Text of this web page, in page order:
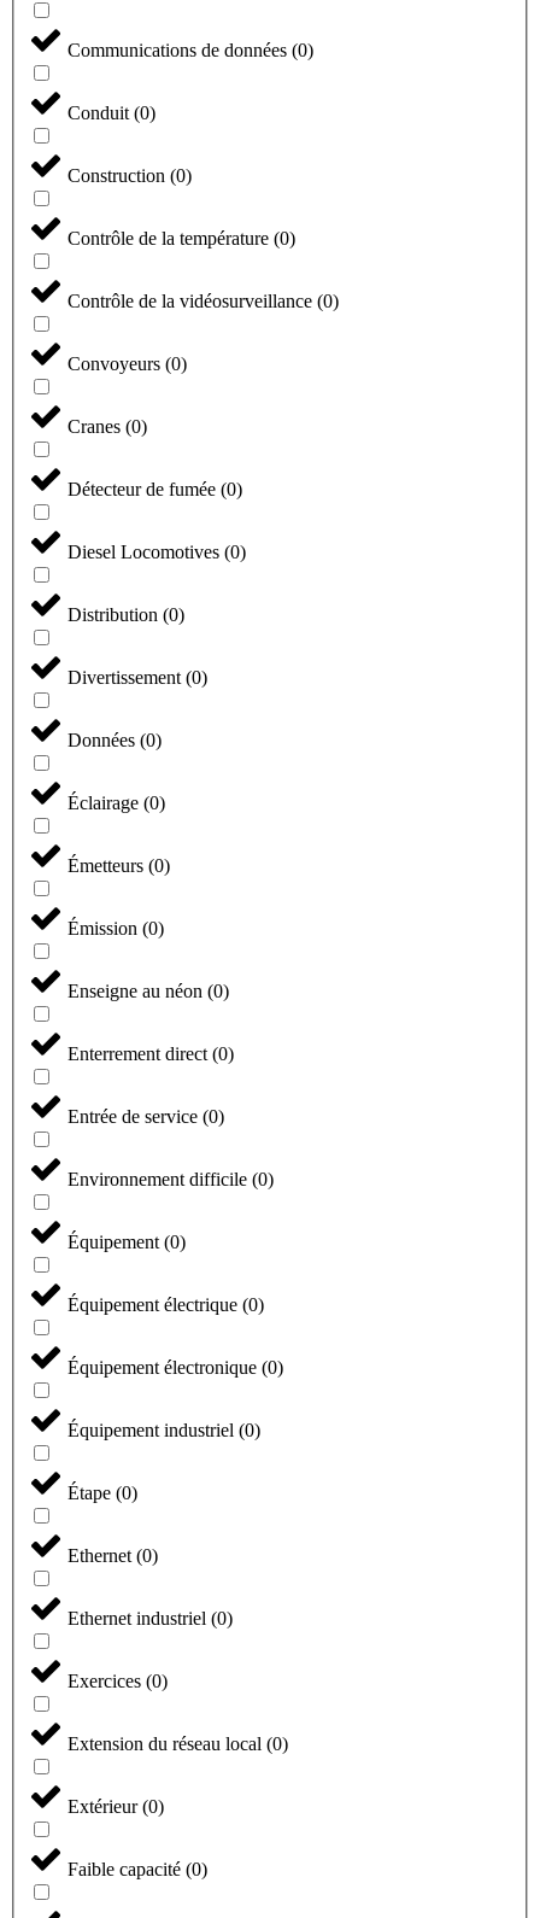
Communications de données (0)
Conduit (0)
Construction (0)
Contrôle de la température (0)
Contrôle de la vidéosurveillance (0)
Convoyeurs (0)
Cranes (0)
Détecteur de fumée (0)
Diesel Locomotives (0)
Distribution (0)
Divertissement (0)
Données (0)
Éclairage (0)
Émetteurs (0)
Émission (0)
Enseigne au néon (0)
Enterrement direct (0)
Entrée de service (0)
Environnement difficile (0)
Équipement (0)
Équipement électrique (0)
Équipement électronique (0)
Équipement industriel (0)
Étape (0)
Ethernet (0)
Ethernet industriel (0)
Exercices (0)
Extension du réseau local (0)
Extérieur(0)
Faible capacité (0)